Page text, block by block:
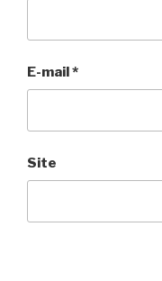
E-mail*
Site